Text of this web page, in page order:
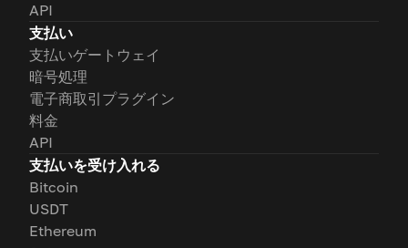
API
支払い
支払いゲートウェイ
暗号処理
電子商取引プラグイン
料金
API
支払いを受け入れる
Bitcoin
USDT
Ethereum